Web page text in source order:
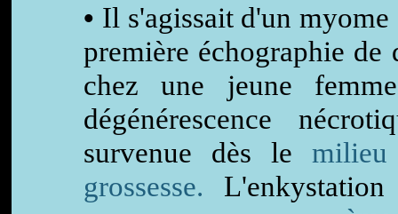
• Il s'agissait d'un
première échographie
chez une jeune
dégénérescence
survenue dès le
grossesse.